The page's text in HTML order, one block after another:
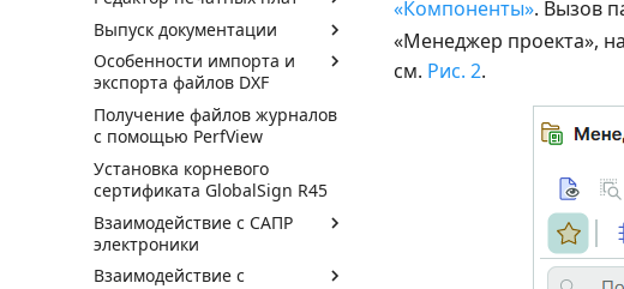
Выпуск документации
Особенности импорта и
экспорта файлов DXF
Получение файлов журналов
с помощью PerfView
Установка корневого
сертификата GlobalSign R45
Взаимодействие с САПР
электроники
Взаимодействие с
«Компоненты». Вызов
«Менеджер проекта»,
см. Рис. 2.